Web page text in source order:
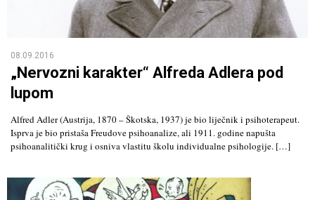
08.09.2016
„Nervozni karakter“ Alfreda Adlera pod
lupom
Alfred Adler (Austrija, 1870 – Škotska, 1937) je bio liječnik i psihoterapeut.
Isprva je bio pristaša Freudove psihoanalize, ali 1911. godine napušta
psihoanalitički krug i osniva vlastitu školu individualne psihologije. […]